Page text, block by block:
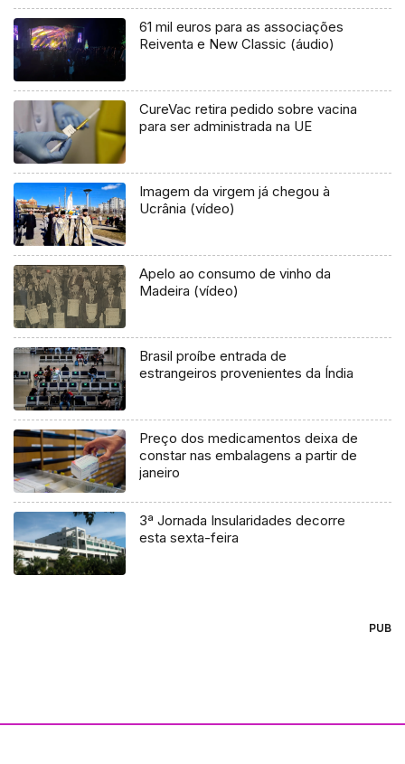
61 mil euros para as associações
Reiventa e New Classic (áudio)
CureVac retira pedido sobre vacina
para ser administrada na UE
Imagem da virgem já chegou à
Ucrânia (vídeo)
Apelo ao consumo de vinho da
Madeira (vídeo)
Brasil proíbe entrada de
estrangeiros provenientes da Índia
Preço dos medicamentos deixa de
constar nas embalagens a partir de
janeiro
3ª Jornada Insularidades decorre
esta sexta-feira
PUB